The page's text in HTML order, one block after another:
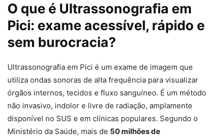
O que é Ultrassonografia em
Pici: exame acessível, rápido e
sem burocracia?
Ultrassonografia em Pici é um exame de imagem que
utiliza ondas sonoras de alta frequência para visualizar
órgãos internos, tecidos e fluxo sanguíneo. É um método
não invasivo, indolor e livre de radiação, amplamente
disponível no SUS e em clínicas populares. Segundo o
Ministério da Saúde, mais de 50 milhões de